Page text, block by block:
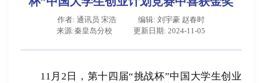
作者: 通讯员 宋浩
编辑: 刘宇豪 赵春时
来源:秦皇岛分校
更新日期: 2024-11-05
11月2日，第十四届“挑战杯”中国大学生创业